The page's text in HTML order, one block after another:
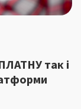
так і